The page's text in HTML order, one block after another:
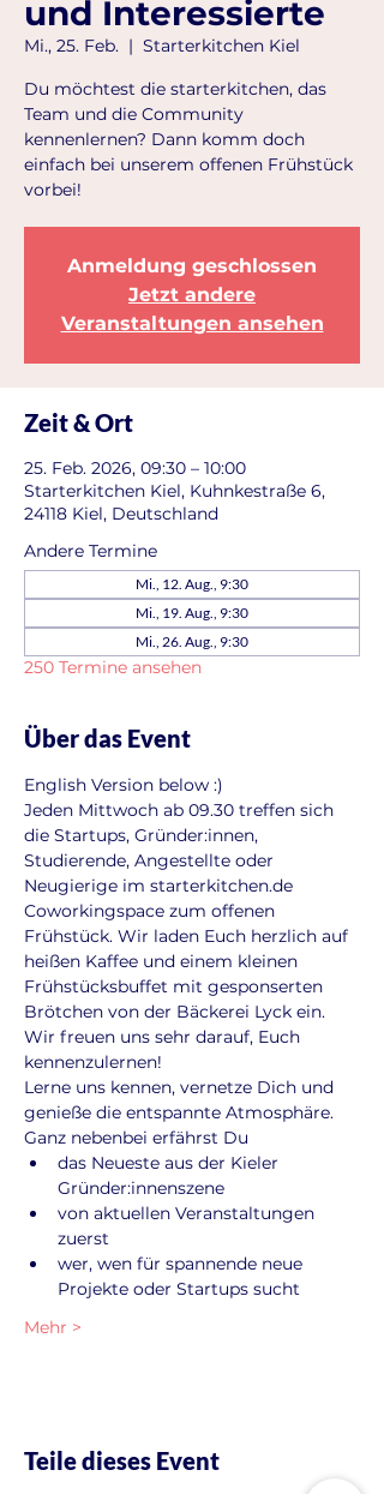
und Interessierte
Mi., 25. Feb.
  |
Starterkitchen Kiel
Du möchtest die starterkitchen, das
Team und die Community
kennenlernen? Dann komm doch
einfach bei unserem offenen Frühstück
vorbei!
Anmeldung geschlossen
Jetzt andere
Veranstaltungen ansehen
Zeit & Ort
25. Feb. 2026, 09:30 – 10:00
Starterkitchen Kiel, Kuhnkestraße 6,
24118 Kiel, Deutschland
Andere Termine
Mi., 12. Aug., 9:30
Mi., 19. Aug., 9:30
Mi., 26. Aug., 9:30
250 Termine ansehen
Über das Event
English Version below :)
Jeden Mittwoch ab 09.30 treffen sich
die Startups, Gründer:innen,
Studierende, Angestellte oder
Neugierige im starterkitchen.de
Coworkingspace zum offenen
Frühstück. Wir laden Euch herzlich auf
heißen Kaffee und einem kleinen
Frühstücksbuffet mit gesponserten
Brötchen von der Bäckerei Lyck ein.
Wir freuen uns sehr darauf, Euch
kennenzulernen!
Lerne uns kennen, vernetze Dich und
genieße die entspannte Atmosphäre.
Ganz nebenbei erfährst Du
das Neueste aus der Kieler
Gründer:innenszene
von aktuellen Veranstaltungen
zuerst
wer, wen für spannende neue
Projekte oder Startups sucht
Mehr >
Teile dieses Event